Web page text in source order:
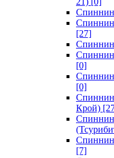
[27]
[0]
[0]
Крой)
[7]